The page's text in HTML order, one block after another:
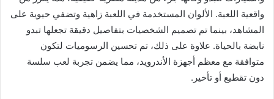
واقعية اللعبة. الألوان المستخدمة في اللعبة زاهية وتضفي حيوية على
المشاهد، بينما تم تصميم الشخصيات بتفاصيل دقيقة تجعلها تبدو
نابضة بالحياة. علاوة على ذلك، تم تحسين الرسوميات لتكون
متوافقة مع معظم أجهزة الأندرويد، مما يضمن تجربة لعب سلسة
دون تقطيع أو تأخير.